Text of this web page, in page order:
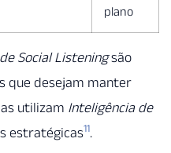
plano
Social Listeningsão
que desejam manter
utilizam Inteligência de
estratégicas11.